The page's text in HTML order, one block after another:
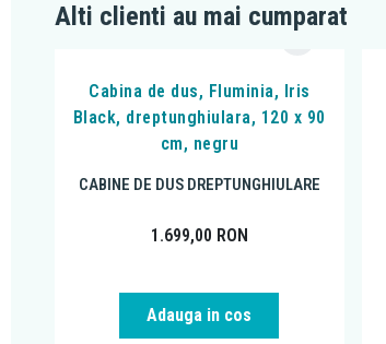
Alti clienti au mai cumparat
Cabina de dus, Fluminia, Iris
Black, dreptunghiulara, 120 x 90
cm, negru
CABINE DE DUS DREPTUNGHIULARE
1.699,00 RON
Adauga in cos